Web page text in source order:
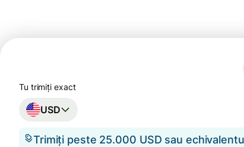
Tu trimiți exact
USD
Trimiți peste 25.000 USD sau